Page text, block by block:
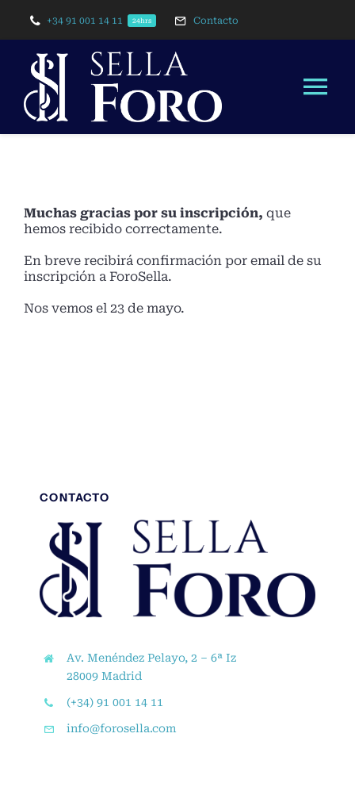
contenido
+34 91 001 14 11 24hrs Contacto
Edición 2023
Programa
Muchas gracias por su inscripción, que
hemos recibido correctamente.
En breve recibirá confirmación por email de su
inscripción a ForoSella.
Nos vemos el 23 de mayo.
CONTACTO
Av. Menéndez Pelayo, 2 – 6ª Iz
28009 Madrid
(+34) 91 001 14 11
info@forosella.com